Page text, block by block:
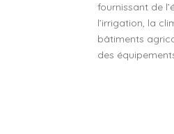
fournissant de
l’irrigation, la
bâtiments
des